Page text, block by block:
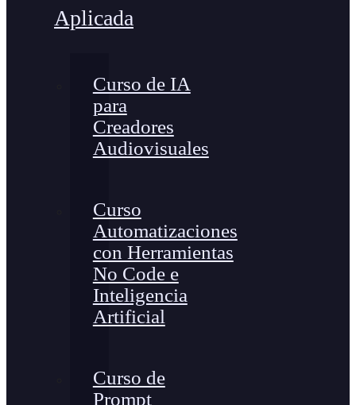
Aplicada
Curso de IA
para
Creadores
Audiovisuales
Curso
Automatizaciones
con Herramientas
No Code e
Inteligencia
Artificial
Curso de
Prompt